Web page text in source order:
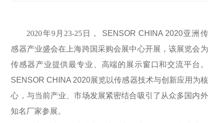
2020年9月23-25日， SENSOR CHINA 2020亚洲传
感器产业盛会在上海跨国采购会展中心开展，该展览会为
传感器产业提供最专业、高端的展示窗口和交流平台。
SENSOR CHINA 2020展览以传感器技术与创新应用为核
心，与当前产业、市场发展紧密结合 吸引 了从众多国内外
知名厂家参展。